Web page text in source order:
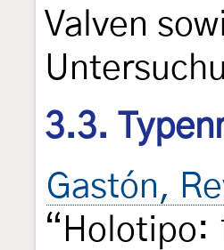
Valven
3.3.
Gastón,
“Holotipo: